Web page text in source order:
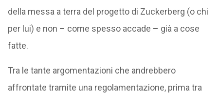
della messa a terra del progetto di Zuckerberg (o chi
per lui) e non – come spesso accade – già a cose
fatte.
Tra le tante argomentazioni che andrebbero
affrontate tramite una regolamentazione, prima tra